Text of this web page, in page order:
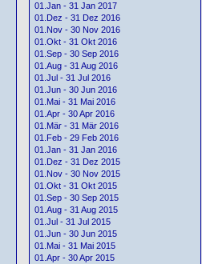
01.Jan - 31 Jan 2017
01.Dez - 31 Dez 2016
01.Nov - 30 Nov 2016
01.Okt - 31 Okt 2016
01.Sep - 30 Sep 2016
01.Aug - 31 Aug 2016
01.Jul - 31 Jul 2016
01.Jun - 30 Jun 2016
01.Mai - 31 Mai 2016
01.Apr - 30 Apr 2016
01.Mär - 31 Mär 2016
01.Feb - 29 Feb 2016
01.Jan - 31 Jan 2016
01.Dez - 31 Dez 2015
01.Nov - 30 Nov 2015
01.Okt - 31 Okt 2015
01.Sep - 30 Sep 2015
01.Aug - 31 Aug 2015
01.Jul - 31 Jul 2015
01.Jun - 30 Jun 2015
01.Mai - 31 Mai 2015
01.Apr - 30 Apr 2015